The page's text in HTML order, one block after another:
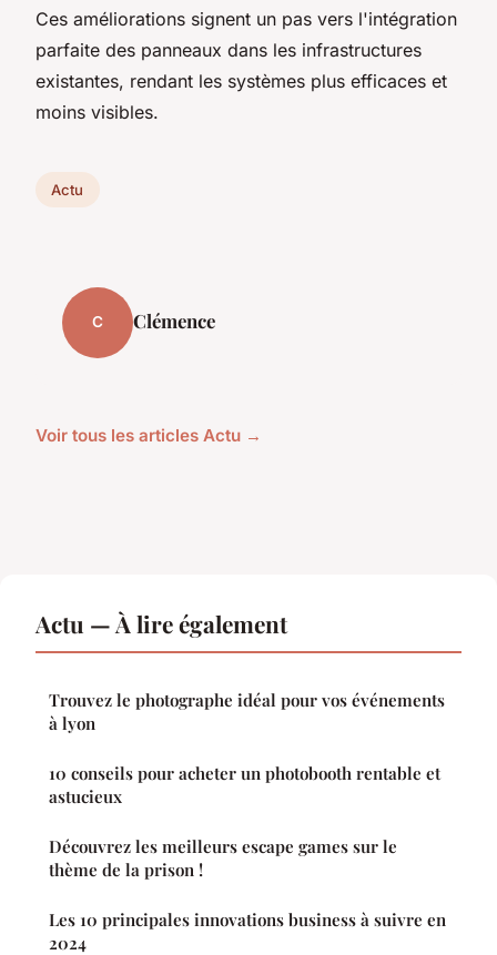
Ces améliorations signent un pas vers l'intégration
parfaite des panneaux dans les infrastructures
existantes, rendant les systèmes plus efficaces et
moins visibles.
Actu
C Clémence
Voir tous les articles Actu →
Actu — À lire également
Trouvez le photographe idéal pour vos événements
à lyon
10 conseils pour acheter un photobooth rentable et
astucieux
Découvrez les meilleurs escape games sur le
thème de la prison !
Les 10 principales innovations business à suivre en
2024